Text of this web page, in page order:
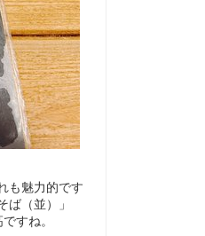
も魅力的です
（並）」
すね。